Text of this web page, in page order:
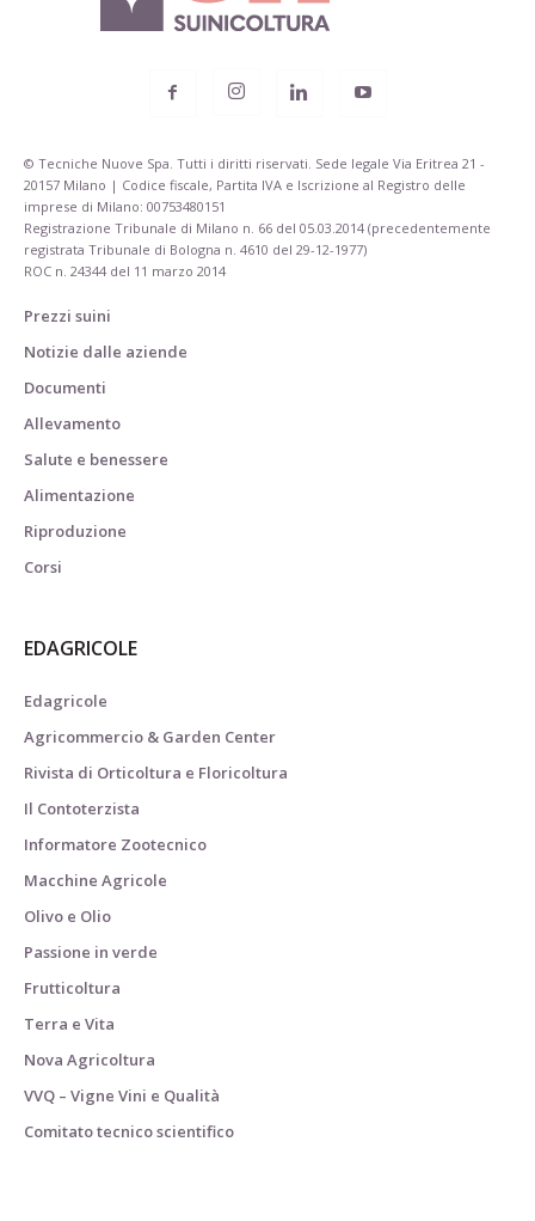
© Tecniche Nuove Spa. Tutti i diritti riservati. Sede legale Via Eritrea 21 -
20157 Milano | Codice fiscale, Partita IVA e Iscrizione al Registro delle
imprese di Milano: 00753480151
Registrazione Tribunale di Milano n. 66 del 05.03.2014 (precedentemente
registrata Tribunale di Bologna n. 4610 del 29-12-1977)
ROC n. 24344 del 11 marzo 2014
Prezzi suini
Notizie dalle aziende
Documenti
Allevamento
Salute e benessere
Alimentazione
Riproduzione
Corsi
EDAGRICOLE
Edagricole
Agricommercio & Garden Center
Rivista di Orticoltura e Floricoltura
Il Contoterzista
Informatore Zootecnico
Macchine Agricole
Olivo e Olio
Passione in verde
Frutticoltura
Terra e Vita
Nova Agricoltura
VVQ – Vigne Vini e Qualità
Comitato tecnico scientifico